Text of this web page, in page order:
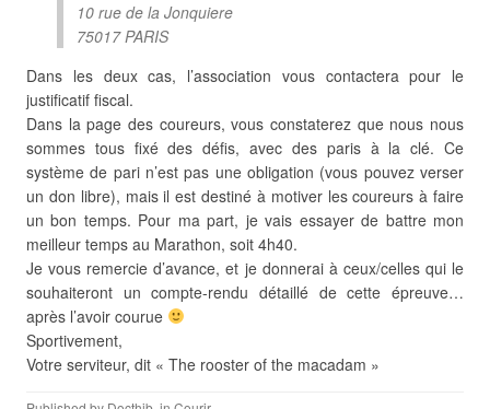
10 rue de la Jonquiere
75017 PARIS
Dans les deux cas, l’association vous contactera pour le
justificatif fiscal.
Dans la page des coureurs, vous constaterez que nous nous
sommes tous fixé des défis, avec des paris à la clé. Ce
système de pari n’est pas une obligation (vous pouvez verser
un don libre), mais il est destiné à motiver les coureurs à faire
un bon temps. Pour ma part, je vais essayer de battre mon
meilleur temps au Marathon, soit 4h40.
Je vous remercie d’avance, et je donnerai à ceux/celles qui le
souhaiteront un compte-rendu détaillé de cette épreuve…
après l’avoir courue
Sportivement,
Votre serviteur, dit « The rooster of the macadam »